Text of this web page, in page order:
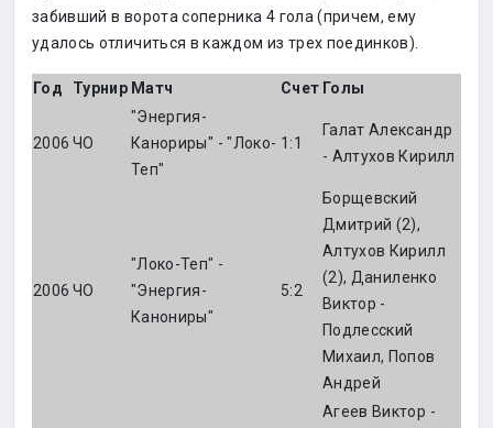
забивший в ворота соперника 4 гола (причем, ему
удалось отличиться в каждом из трех поединков).
Год Турнир Матч Счет Голы
2006 ЧО
"Энергия-
Канориры" - "Локо-
Теп"
1:1
Галат Александр
- Алтухов Кирилл
2006 ЧО
"Локо-Теп" -
"Энергия-
Канониры"
5:2
Борщевский
Дмитрий (2),
Алтухов Кирилл
(2), Даниленко
Виктор -
Подлесский
Михаил, Попов
Андрей
Агеев Виктор -